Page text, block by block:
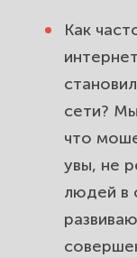
Как
сети?
что
увы, не
людей в